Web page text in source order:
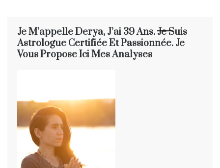
Je M’appelle Derya, J’ai 39 Ans. Je Suis
Astrologue Certifiée Et Passionnée. Je
Vous Propose Ici Mes Analyses